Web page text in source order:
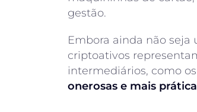
gestão.
Embora ainda não
criptoativos
intermediários, como
onerosas e mais